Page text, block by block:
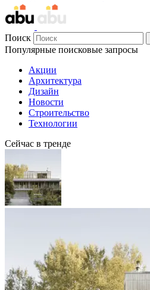
Поиск
Популярные поисковые запросы
Акции
Архитектура
Дизайн
Новости
Строительство
Технологии
Сейчас в тренде